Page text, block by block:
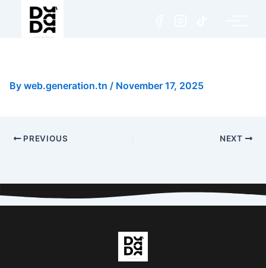
By web.generation.tn / November 17, 2025
PREVIOUS NEXT